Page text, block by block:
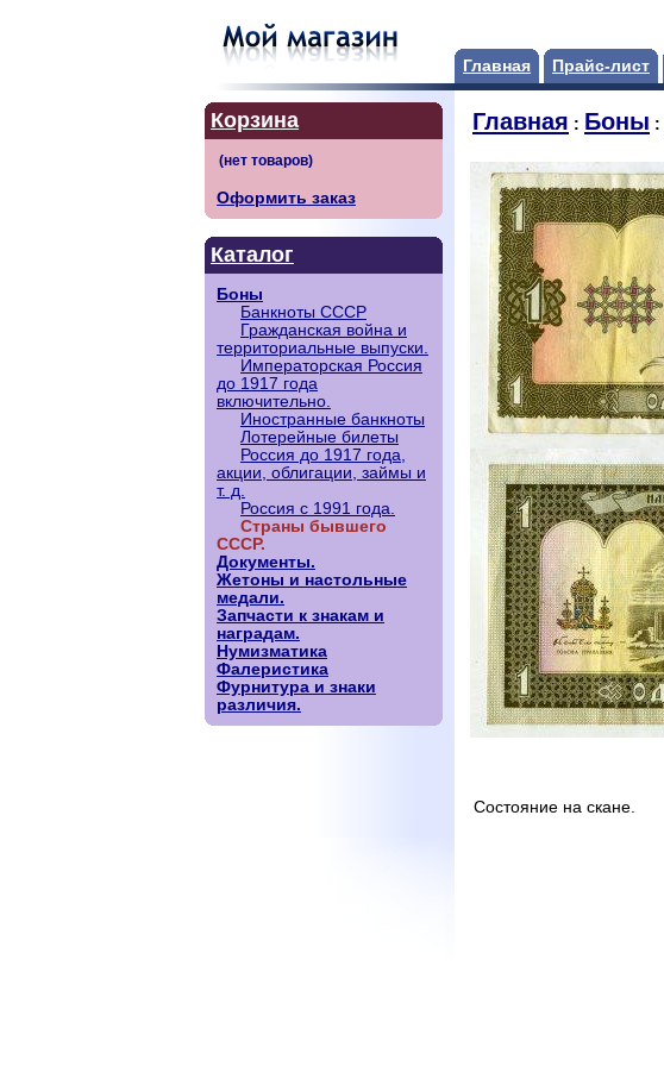
Главная Прайс-лист
Корзина
Оформить заказ
Каталог
Боны
Банкноты СССР
Гражданская война и
территориальные выпуски.
Императорская Россия
до 1917 года
включительно.
Иностранные банкноты
Лотерейные билеты
Россия до 1917 года,
акции, облигации, займы и
т. д.
Россия с 1991 года.
Страны бывшего
СССР.
Документы.
Жетоны и настольные
медали.
Запчасти к знакам и
наградам.
Нумизматика
Фалеристика
Фурнитура и знаки
различия.
Главная : Боны :
Состояние на скане.